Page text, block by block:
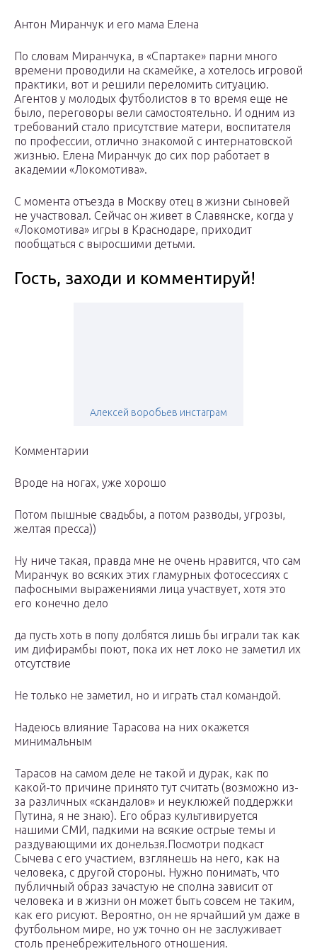
Антон Миранчук и его мама Елена
По словам Миранчука, в «Спартаке» парни много
времени проводили на скамейке, а хотелось игровой
практики, вот и решили переломить ситуацию.
Агентов у молодых футболистов в то время еще не
было, переговоры вели самостоятельно. И одним из
требований стало присутствие матери, воспитателя
по профессии, отлично знакомой с интернатовской
жизнью. Елена Миранчук до сих пор работает в
академии «Локомотива».
С момента отъезда в Москву отец в жизни сыновей
не участвовал. Сейчас он живет в Славянске, когда у
«Локомотива» игры в Краснодаре, приходит
пообщаться с выросшими детьми.
Гость, заходи и комментируй!
Алексей воробьев инстаграм
Комментарии
Вроде на ногах, уже хорошо
Потом пышные свадьбы, а потом разводы, угрозы,
желтая пресса))
Ну ниче такая, правда мне не очень нравится, что сам
Миранчук во всяких этих гламурных фотосессиях с
пафосными выражениями лица участвует, хотя это
его конечно дело
да пусть хоть в попу долбятся лишь бы играли так как
им дифирамбы поют, пока их нет локо не заметил их
отсутствие
Не только не заметил, но и играть стал командой.
Надеюсь влияние Тарасова на них окажется
минимальным
Тарасов на самом деле не такой и дурак, как по
какой-то причине принято тут считать (возможно из-
за различных «скандалов» и неуклюжей поддержки
Путина, я не знаю). Его образ культивируется
нашими СМИ, падкими на всякие острые темы и
раздувающими их донельзя.Посмотри подкаст
Сычева с его участием, взглянешь на него, как на
человека, с другой стороны. Нужно понимать, что
публичный образ зачастую не сполна зависит от
человека и в жизни он может быть совсем не таким,
как его рисуют. Вероятно, он не ярчайший ум даже в
футбольном мире, но уж точно он не заслуживает
столь пренебрежительного отношения.